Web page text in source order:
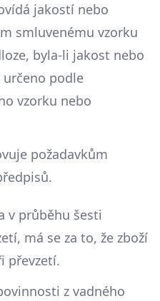
jakostí nebo
smluvenému vzorku
byla-li jakost nebo
podle
vzorku nebo
požadavkům
v průběhu šesti
má se za to, že zboží
převzetí.
z vadného